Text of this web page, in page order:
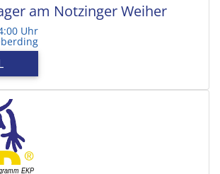
am Notzinger Weiher
Uhr